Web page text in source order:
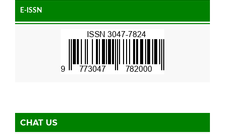
E-ISSN
CHAT US